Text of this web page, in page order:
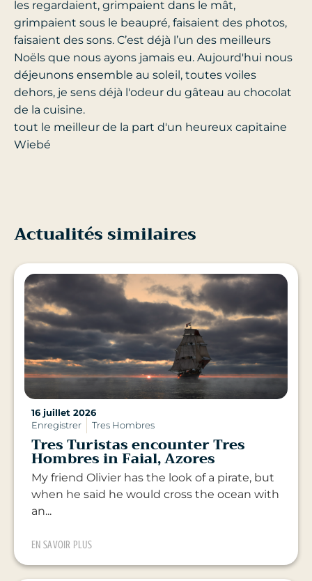
les regardaient, grimpaient dans le mât,
grimpaient sous le beaupré, faisaient des photos,
faisaient des sons. C’est déjà l’un des meilleurs
Noëls que nous ayons jamais eu. Aujourd'hui nous
déjeunons ensemble au soleil, toutes voiles
dehors, je sens déjà l'odeur du gâteau au chocolat
de la cuisine.
tout le meilleur de la part d'un heureux capitaine
Wiebé
Actualités similaires
16 juillet 2026
Enregistrer
Tres Hombres
Tres Turistas encounter Tres
Hombres in Faial, Azores
My friend Olivier has the look of a pirate, but
when he said he would cross the ocean with
an...
EN SAVOIR PLUS